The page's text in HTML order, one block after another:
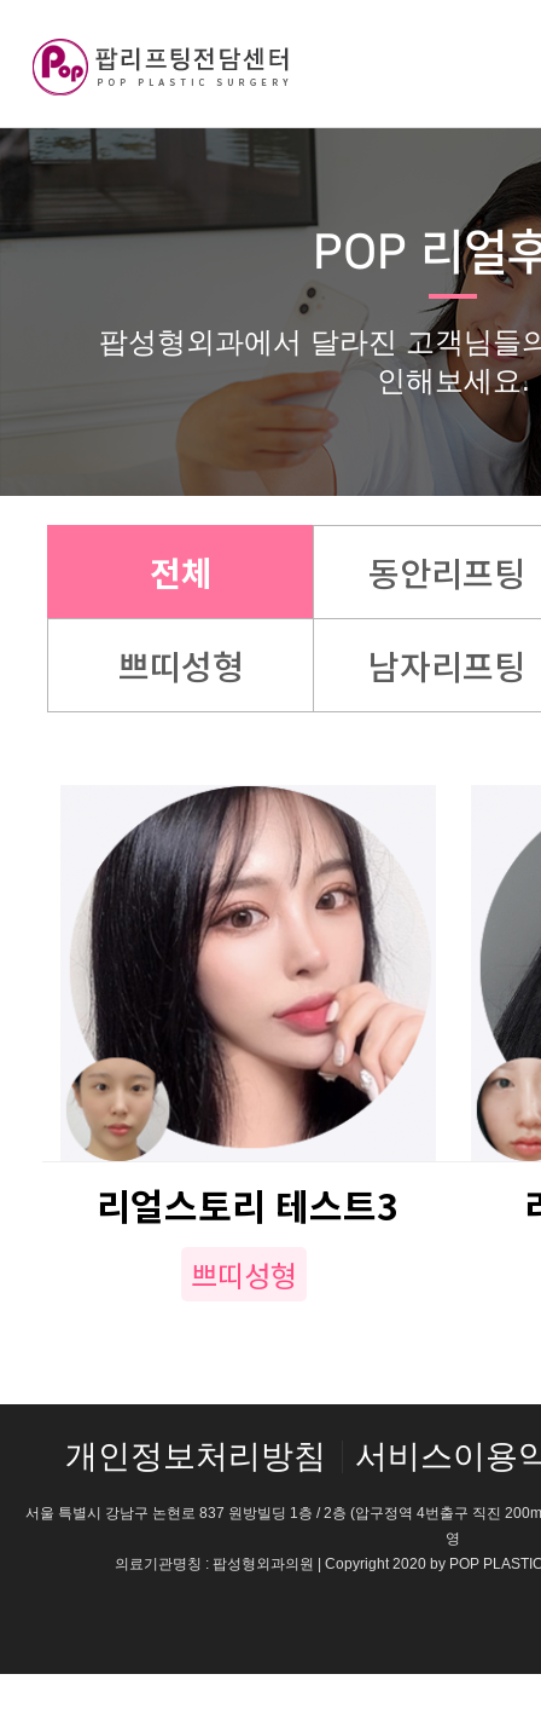
POP 리얼
팝성형외과에서 달라진 고객님들
인해보세요.
전체
동안리프팅
쁘띠성형
남자리프팅
리얼스토리 테스트3
쁘띠성형
개인정보처리방침 서비스이용
서울 특별시 강남구 논현로 837 원방빌딩 1층 / 2층 (압구정역 4번출구 직진
영
의료기관명칭 : 팝성형외과의원 | Copyright 2020 by POP